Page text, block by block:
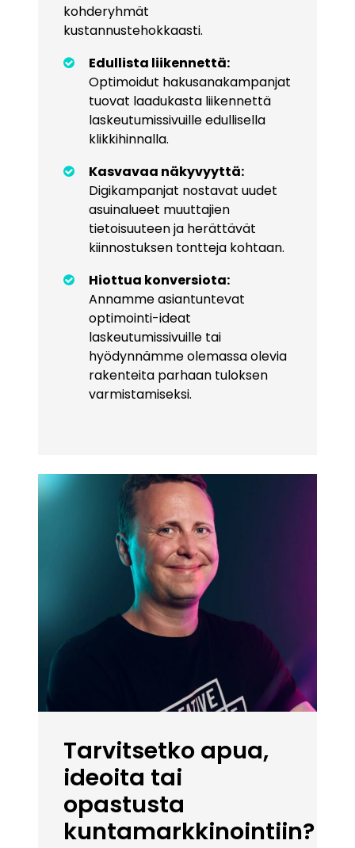
kohderyhmät
kustannustehokkaasti.
Edullista liikennettä:
Optimoidut hakusanakampanjat
tuovat laadukasta liikennettä
laskeutumissivuille edullisella
klikkihinnalla.
Kasvavaa näkyvyyttä:
Digikampanjat nostavat uudet
asuinalueet muuttajien
tietoisuuteen ja herättävät
kiinnostuksen tontteja kohtaan.
Hiottua konversiota:
Annamme asiantuntevat
optimointi-ideat
laskeutumissivuille tai
hyödynnämme olemassa olevia
rakenteita parhaan tuloksen
varmistamiseksi.
Tarvitsetko apua,
ideoita tai
opastusta
kuntamarkkinointiin?